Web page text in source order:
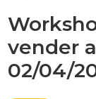
vender
02/04/